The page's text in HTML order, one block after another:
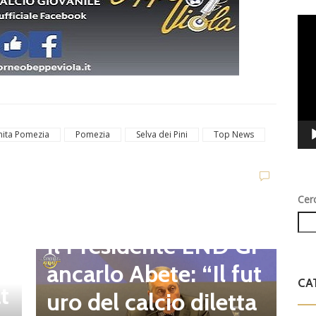
Pomezia Pomezia Selva dei Pini
Top News
Il Presidente LND Gi
ancarlo Abete: “Il fut
uro del calcio diletta